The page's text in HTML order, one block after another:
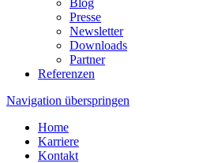
Presse
Newsletter
Downloads
Partner
Referenzen
Navigation überspringen
Home
Karriere
Kontakt